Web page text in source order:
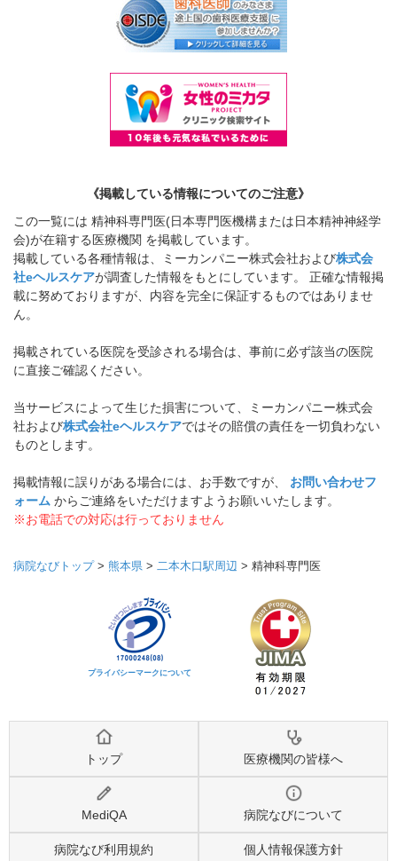
《掲載している情報についてのご注意》
この一覧には 精神科専門医(日本専門医機構または日本精神神経学
会)が在籍する医療機関 を掲載しています。
掲載している各種情報は、ミーカンパニー株式会社および株式会
社eヘルスケアが調査した情報をもとにしています。 正確な情報掲
載に努めておりますが、内容を完全に保証するものではありませ
ん。
掲載されている医院を受診される場合は、事前に必ず該当の医院
に直接ご確認ください。
当サービスによって生じた損害について、ミーカンパニー株式会
社および株式会社eヘルスケアではその賠償の責任を一切負わない
ものとします。
掲載情報に誤りがある場合には、お手数ですが、 お問い合わせフ
ォーム からご連絡をいただけますようお願いいたします。
※お電話での対応は行っておりません
病院なびトップ> 熊本県 > 二本木口駅周辺 > 精神科専門医
プライバシーマークについて
トップ 医療機関の皆様へ
MediQA 病院なびについて
病院なび利用規約 個人情報保護方針